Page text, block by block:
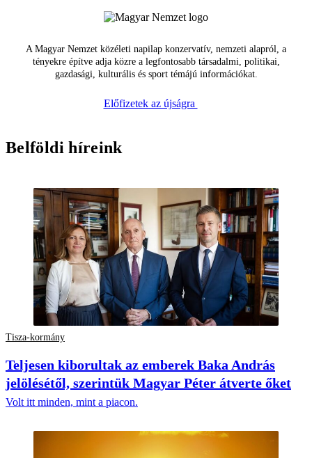
A Magyar Nemzet közéleti napilap konzervatív, nemzeti alapról, a
tényekre építve adja közre a legfontosabb társadalmi, politikai,
gazdasági, kulturális és sport témájú információkat.
Előfizetek az újságra
Belföldi híreink
Tisza-kormány
Teljesen kiborultak az emberek Baka András
jelölésétől, szerintük Magyar Péter átverte őket
Volt itt minden, mint a piacon.